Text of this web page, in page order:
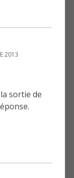
2013
sortie de